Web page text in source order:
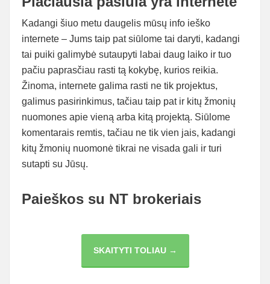
Kadangi šiuo metu daugelis mūsų info ieško
internete – Jums taip pat siūlome tai daryti, kadangi
tai puiki galimybė sutaupyti labai daug laiko ir tuo
pačiu paprasčiau rasti tą kokybę, kurios reikia.
Žinoma, internete galima rasti ne tik projektus,
galimus pasirinkimus, tačiau taip pat ir kitų žmonių
nuomones apie vieną arba kitą projektą. Siūlome
komentarais remtis, tačiau ne tik vien jais, kadangi
kitų žmonių nuomonė tikrai ne visada gali ir turi
sutapti su Jūsų.
Paieškos su NT brokeriais
SKAITYTI TOLIAU →
BUTO